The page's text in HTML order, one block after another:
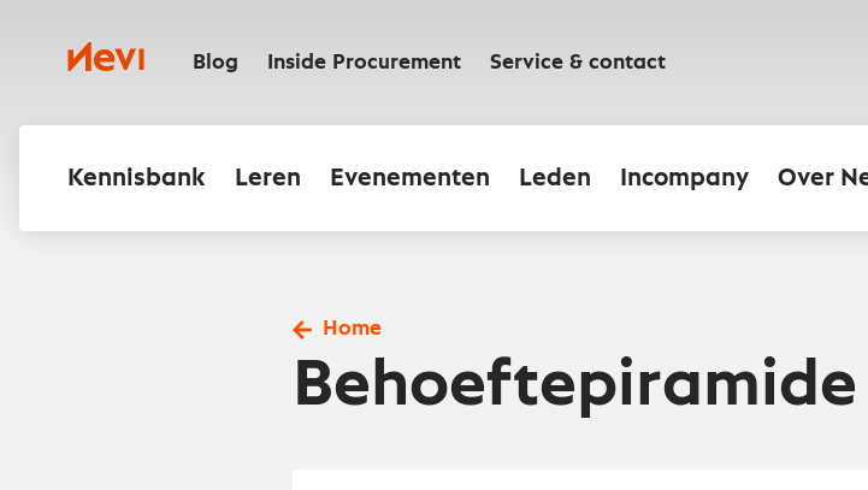
inhoudNevi Blog Inside Procurement Service & contact
Kennisbank Leren Evenementen Leden Incompany Over
Home